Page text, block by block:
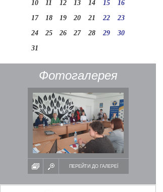
10
11 12 13 14 15
16
17
18 19 20 21 22
23
24
25 26 27 28 29
30
31
Фотогалерея
ПЕРЕЙТИ ДО ГАЛЕРЕЇ